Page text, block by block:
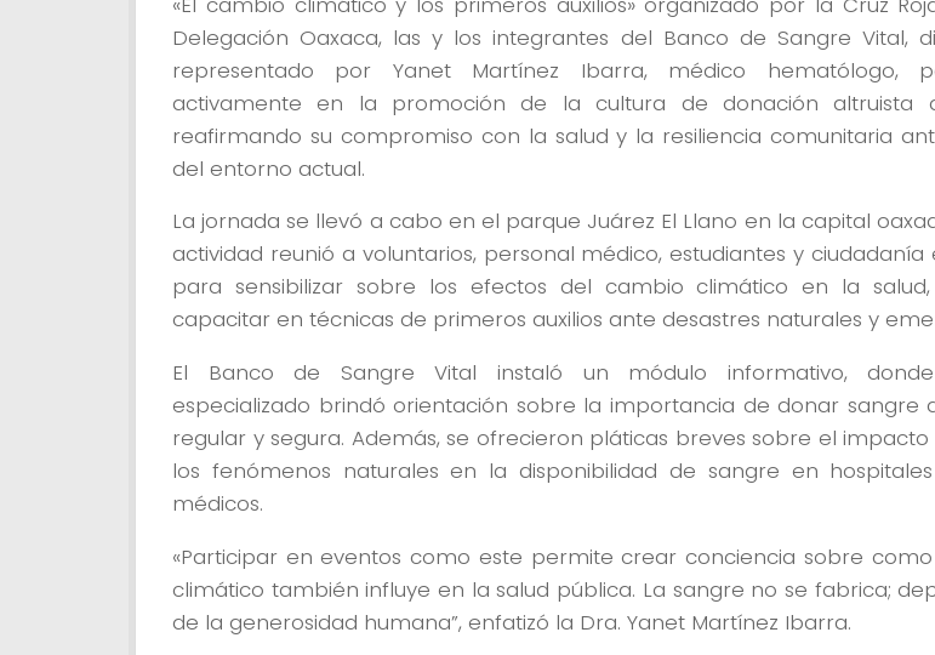
Delegación Oaxaca, las y los integrantes del Banco de Sangre Vital,
representado por Yanet Martínez Ibarra, médico hematólogo,
activamente en la promoción de la cultura de donación altruista
reafirmando su compromiso con la salud y la resiliencia comunitaria
del entorno actual.
La jornada se llevó a cabo en el parque Juárez El Llano en la capital
actividad reunió a voluntarios, personal médico, estudiantes y
para sensibilizar sobre los efectos del cambio climático en la
capacitar en técnicas de primeros auxilios ante desastres naturales y
El Banco de Sangre Vital instaló un módulo informativo,
especializado brindó orientación sobre la importancia de donar sangre
regular y segura. Además, se ofrecieron pláticas breves sobre el
los fenómenos naturales en la disponibilidad de sangre en
médicos.
«Participar en eventos como este permite crear conciencia sobre
climático también influye en la salud pública. La sangre no se fabrica;
de la generosidad humana”, enfatizó la Dra. Yanet Martínez Ibarra.